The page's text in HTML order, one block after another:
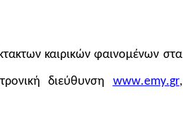
καιρικών φαινομένων στα
διεύθυνση www.emy.gr,